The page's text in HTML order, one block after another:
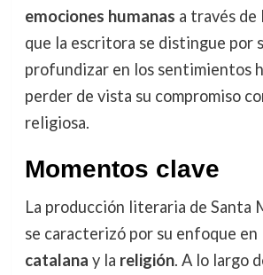
emociones humanas a través de
que la escritora se distingue por
profundizar en los sentimientos
perder de vista su compromiso
religiosa.
Momentos clave
La producción literaria de Santa
se caracterizó por su enfoque en
catalana y la religión. A lo largo